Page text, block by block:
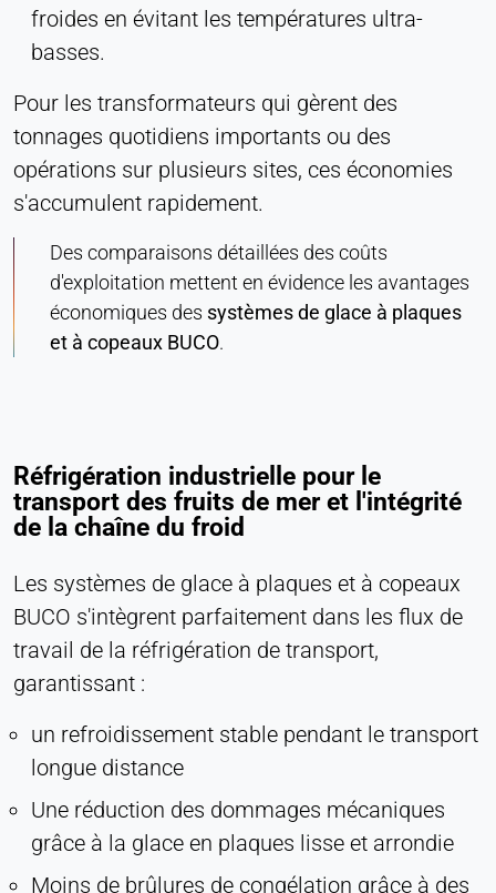
froides en évitant les températures ultra-
basses.
Pour les transformateurs qui gèrent des
tonnages quotidiens importants ou des
opérations sur plusieurs sites, ces économies
s'accumulent rapidement.
Des comparaisons détaillées des coûts
d'exploitation mettent en évidence les avantages
économiques des systèmes de glace à plaques
et à copeaux BUCO.
Réfrigération industrielle pour le
transport des fruits de mer et l'intégrité
de la chaîne du froid
Les systèmes de glace à plaques et à copeaux
BUCO s'intègrent parfaitement dans les flux de
travail de la réfrigération de transport,
garantissant :
un refroidissement stable pendant le transport
longue distance
Une réduction des dommages mécaniques
grâce à la glace en plaques lisse et arrondie
Moins de brûlures de congélation grâce à des